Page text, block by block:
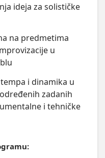
ideja za solističke
na predmetima
u
i dinamika u
zadanih
i tehničke